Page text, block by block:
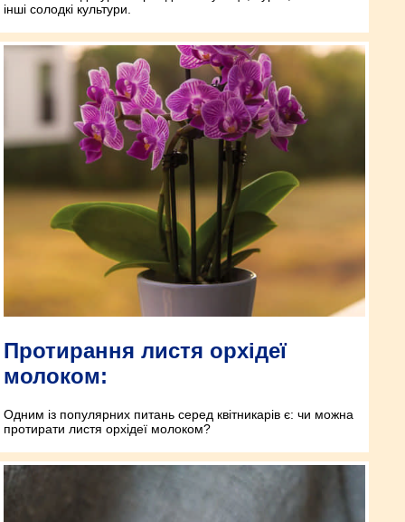
інші солодкі культури.
Протирання листя орхідеї
молоком:
Одним із популярних питань серед квітникарів є: чи можна
протирати листя орхідеї молоком?